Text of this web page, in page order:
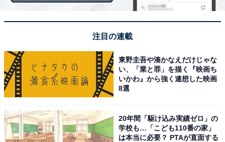
JR中央本線で、相模湖駅の隣にある駅です。駅の北側に
は岩戸山、南側には相模川が流れており、都心部に近い
場所でありながら豊富な自然と静かな住環境が整ってい
（東京都／40代女性）や「降りたことがない駅で、土地
勘もないから」（神奈川県／40代男性）、「山間部の駅
注目の連載
東野圭吾や湊かなえだけじゃな
い、「業と罪」を描く『映画ち
いかわ』から強く連想した映画
8選
20年間「駆け込み実績ゼロ」の
学校も…「こども110番の家」
は本当に必要？ PTAが直面する